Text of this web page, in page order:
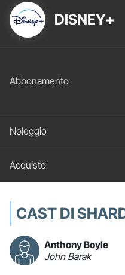
DISNEY+
CAST DI
Anthony Boyle
John Barak